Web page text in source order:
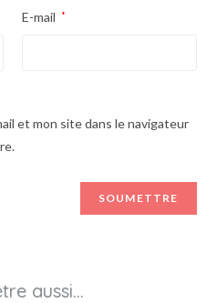
E-mail *
et mon site dans le navigateur
aussi…